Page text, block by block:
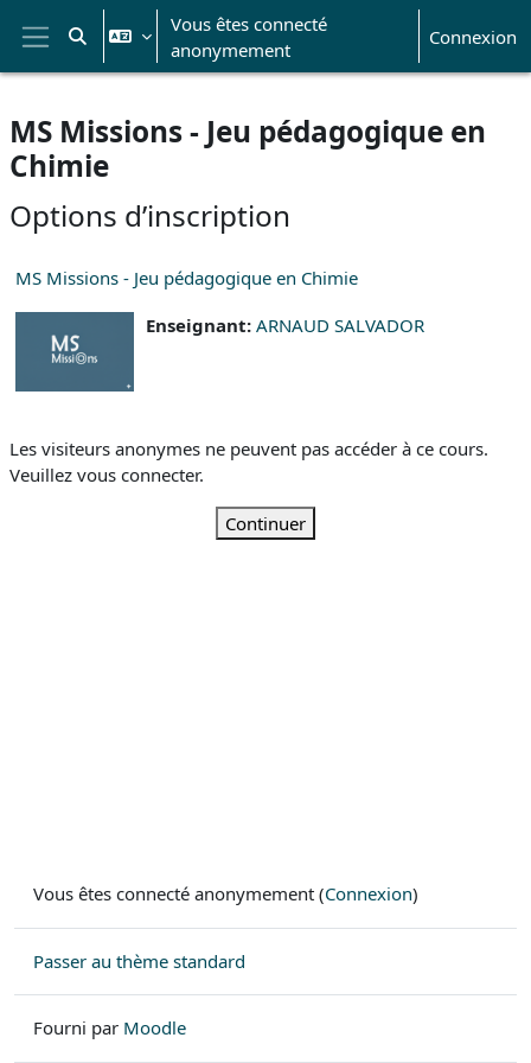
Passer au contenu principal
Panneau latéral
Activer/désactiver la saisie de recherche
Vous êtes connecté
anonymement
Connexion
MS Missions - Jeu pédagogique en
Chimie
Options d’inscription
MS Missions - Jeu pédagogique en Chimie
Enseignant: ARNAUD SALVADOR
Les visiteurs anonymes ne peuvent pas accéder à ce cours.
Veuillez vous connecter.
Continuer
Vous êtes connecté anonymement (Connexion)
Passer au thème standard
Fourni par Moodle